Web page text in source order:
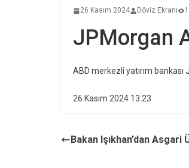
26 Kasım 2024 Döviz Ekranı
JPMorgan
ABD merkezli yatırım
26 Kasım 2024 13:23
Bakan Işıkhan’dan Asgari